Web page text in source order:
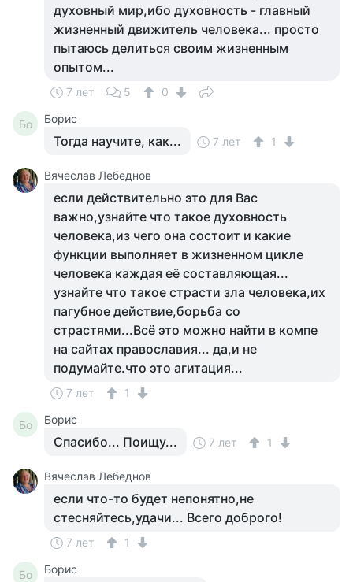
духовный мир,ибо духовность - главный
жизненный движитель человека... просто
пытаюсь делиться своим жизненным
опытом...
7 лет 5 0
Бо Борис
Тогда научите, как... 7 лет 1
Вячеслав Лебеднов
если действительно это для Вас
важно,узнайте что такое духовность
человека,из чего она состоит и какие
функции выполняет в жизненном цикле
человека каждая её составляющая...
узнайте что такое страсти зла человека,их
пагубное действие,борьба со
страстями...Всё это можно найти в компе
на сайтах православия... да,и не
подумайте.что это агитация...
7 лет 1
Бо Борис
Спасибо... Поищу... 7 лет 1
Вячеслав Лебеднов
если что-то будет непонятно,не
стесняйтесь,удачи... Всего доброго!
7 лет 1
Бо Борис